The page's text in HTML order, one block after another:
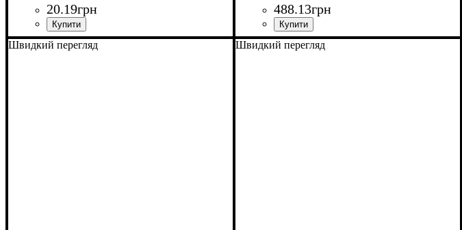
20.19грн 488.13грн
Обладнання: Амперметр
Швидкий перегляд Швидкий перегляд